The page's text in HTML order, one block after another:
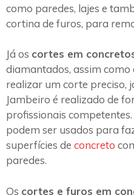
como paredes, lajes e
cortina de furos, para
Já os cortes em
diamantados, assim
realizar um corte preciso,
Jambeiro é realizado de
profissionais
podem ser usados para
superfícies de concreto
paredes.
Os cortes e furos em